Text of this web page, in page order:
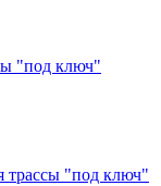
"под ключ"
трассы "под ключ"